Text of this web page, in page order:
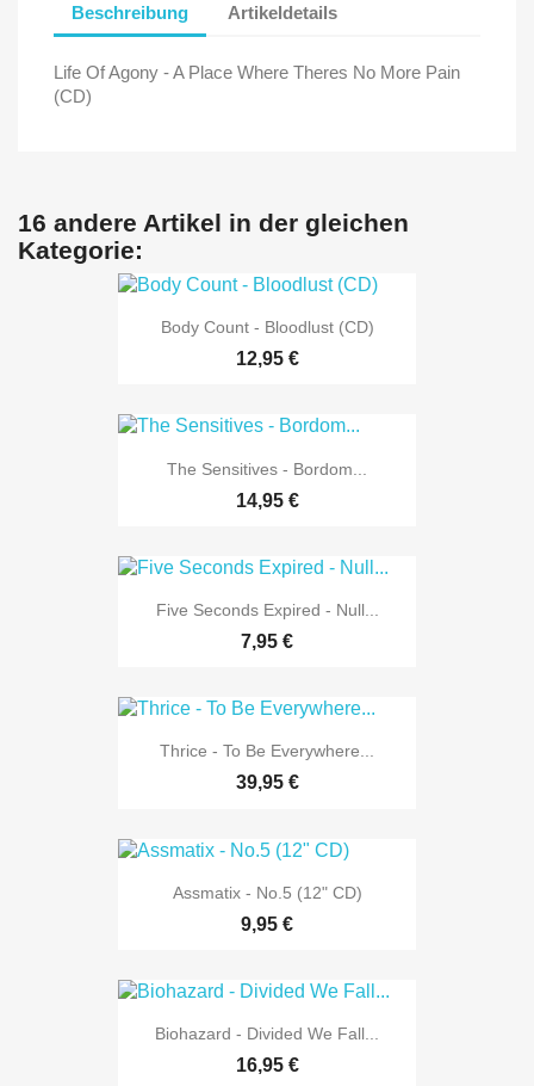
Beschreibung Artikeldetails
Life Of Agony - A Place Where Theres No More Pain
(CD)
16 andere Artikel in der gleichen
Kategorie:
Body Count - Bloodlust (CD)
12,95 €
The Sensitives - Bordom...
14,95 €
Five Seconds Expired - Null...
7,95 €
Thrice - To Be Everywhere...
39,95 €
Assmatix - No.5 (12" CD)
9,95 €
Biohazard - Divided We Fall...
16,95 €